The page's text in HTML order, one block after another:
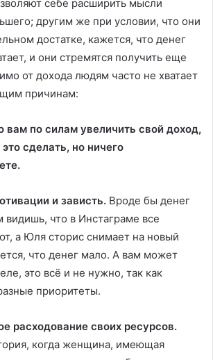
себе расширить мысли
другим же при условии, что они
достатке, кажется, что денег
и они стремятся получить еще
от дохода людям часто не хватает
причинам:
вам по силам увеличить свой доход,
сделать, но ничего
и зависть. Вроде бы денег
видишь, что в Инстаграме все
а Юля сторис снимает на новый
что денег мало. А вам может
это всё и не нужно, так как
приоритеты.
расходование своих ресурсов.
когда женщина, имеющая